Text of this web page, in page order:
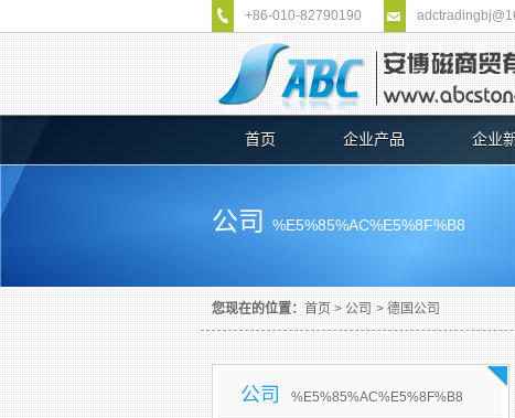
+86-010-82790190
首页 企业产品 企业
公司 %E5%85%AC%E5%8F%B8
您现在的位置：首页>公司 >德国公司
公司 %E5%85%AC%E5%8F%B8